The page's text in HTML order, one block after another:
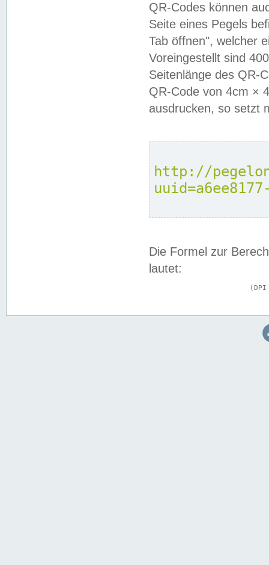
QR-Codes können
Seite eines Pegels
Tab öffnen", welcher
Voreingestellt sind
Seitenlänge des QR-
QR-Code von 4cm ×
ausdrucken, so setzt
http://
Die Formel zur
lautet: